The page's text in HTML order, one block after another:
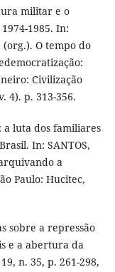
militar e o
1985. In:
(org.). O tempo do
Civilização
4). p. 313-356.
a luta dos familiares
In: SANTOS,
a
Paulo: Hucitec,
sobre a repressão
e a abertura da
n. 35, p. 261-298,